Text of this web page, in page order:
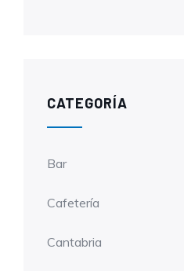
CATEGORÍA
Bar
Cafetería
Cantabria